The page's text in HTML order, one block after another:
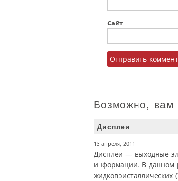
Сайт
Возможно, вам
Дисплеи
13 апреля, 2011
Дисплеи — выходные
информации. В данном
жидковристаллических